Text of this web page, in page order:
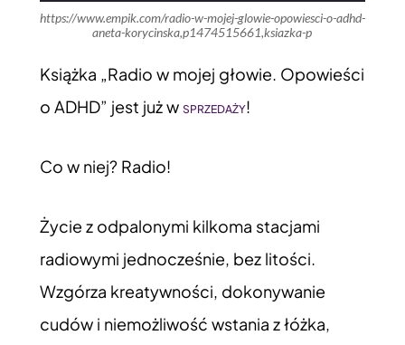
https://www.empik.com/radio-w-mojej-glowie-opowiesci-o-adhd-
aneta-korycinska,p1474515661,ksiazka-p
Książka „Radio w mojej głowie. Opowieści
o ADHD” jest już w SPRZEDAŻY!
Co w niej? Radio!
Życie z odpalonymi kilkoma stacjami
radiowymi jednocześnie, bez litości.
Wzgórza kreatywności, dokonywanie
cudów i niemożliwość wstania z łóżka,